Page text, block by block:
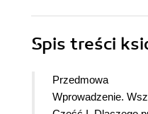
Spis treści
Przedmowa
Wprowadzenie.